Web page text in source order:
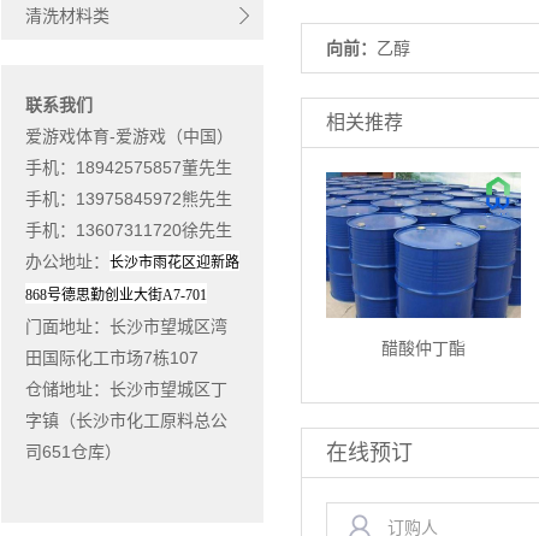
清洗材料类
联系我们
爱游戏体育-爱游戏（中国）
手机：18942575857董先生
手机：13975845972熊先生
手机：13607311720徐先生
办公地址： 长沙市雨花区迎新路
868号德思勤创业大街A7-701
门面地址：长沙市望城区湾
田国际化工市场7栋107
仓储地址：长沙市望城区丁
字镇（长沙市化工原料总公
司651仓库）
向前： 乙醇
相关推荐
醋酸仲丁酯
在线预订